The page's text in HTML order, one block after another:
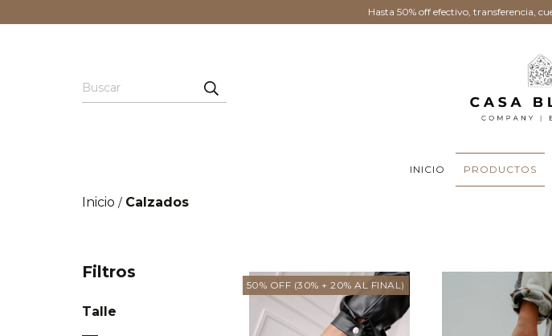
Hasta 50% off efectivo, transferencia,
INICIO PRODUCTOS
Inicio / Calzados
Filtros
Talle
50% OFF (30% + 20% AL FINAL)